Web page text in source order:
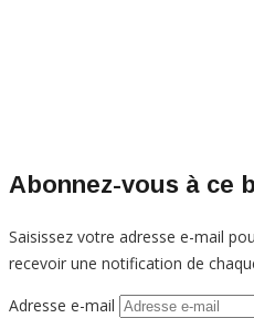
Abonnez-vous à ce
Saisissez votre adresse e-mail
recevoir une notification de
Adresse e-mail